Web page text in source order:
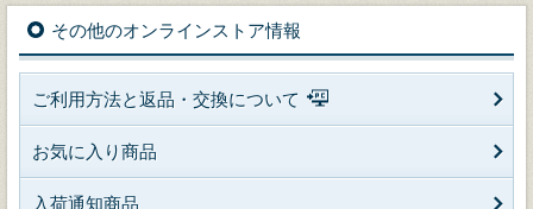
その他のオンラインストア情報
ご利用方法と返品・交換について
お気に入り商品
入荷通知商品